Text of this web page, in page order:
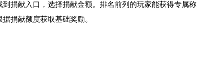
捐献入口，选择捐献金额。排名前列的玩家能获得专属称
捐献额度获取基础奖励。